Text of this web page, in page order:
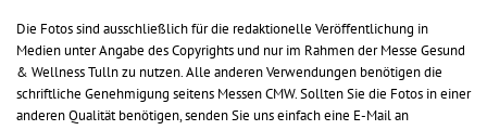
Die Fotos sind ausschließlich für die redaktionelle Veröffentlichung in
Medien unter Angabe des Copyrights und nur im Rahmen der Messe Gesund
& Wellness Tulln zu nutzen. Alle anderen Verwendungen benötigen die
schriftliche Genehmigung seitens Messen CMW. Sollten Sie die Fotos in einer
anderen Qualität benötigen, senden Sie uns einfach eine E-Mail an